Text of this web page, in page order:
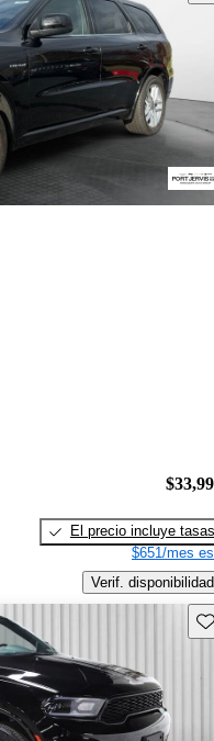
El precio incluye tasas
$651/mes
Verif. disponibilidad